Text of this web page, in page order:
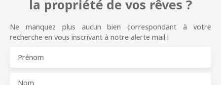
la propriété de vos rêves ?
Ne manquez plus aucun bien correspondant à votre
recherche en vous inscrivant à notre alerte mail !
Prénom
Nom